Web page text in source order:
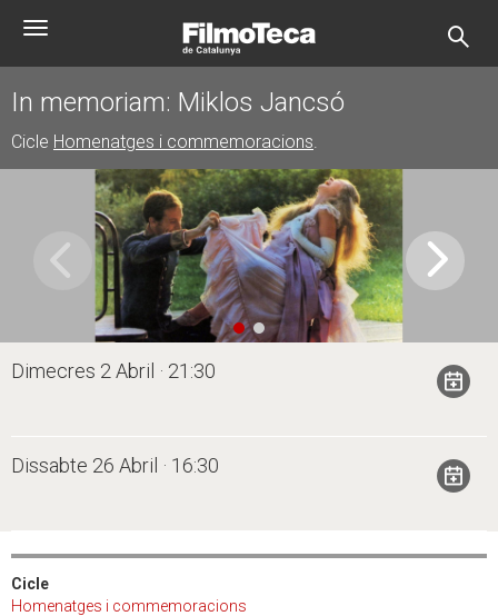
Toggle
In memoriam: Miklos Jancsó
Cicle Homenatges i commemoracions.
Dimecres 2 Abril · 21:30
Dissabte 26 Abril · 16:30
Cicle
Homenatges i commemoracions